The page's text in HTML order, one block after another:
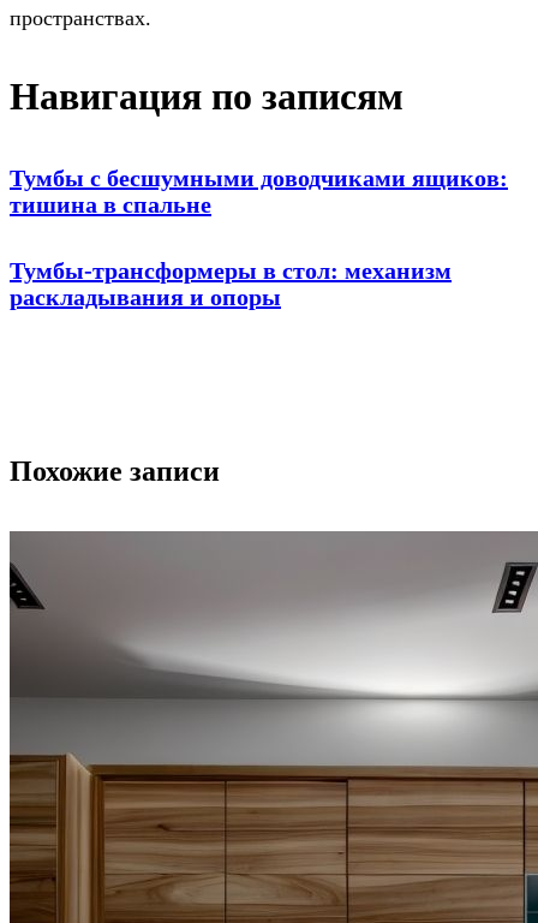
пространствах.
Навигация по записям
Тумбы с бесшумными доводчиками ящиков:
тишина в спальне
Тумбы-трансформеры в стол: механизм
раскладывания и опоры
Похожие записи